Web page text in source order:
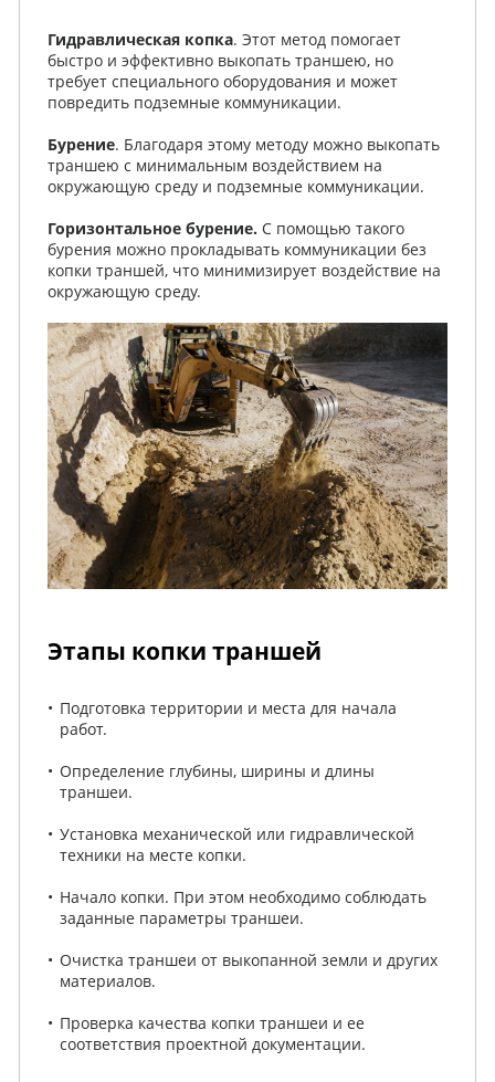
Гидравлическая копка. Этот метод помогает
быстро и эффективно выкопать траншею, но
требует специального оборудования и может
повредить подземные коммуникации.
Бурение. Благодаря этому методу можно выкопать
траншею с минимальным воздействием на
окружающую среду и подземные коммуникации.
Горизонтальное бурение. C помощью такого
бурения можно прокладывать коммуникации без
копки траншей, что минимизирует воздействие на
окружающую среду.
Этапы копки траншей
Подготовка территории и места для начала
работ.
Определение глубины, ширины и длины
траншеи.
Установка механической или гидравлической
техники на месте копки.
Начало копки. При этом необходимо соблюдать
заданные параметры траншеи.
Очистка траншеи от выкопанной земли и других
материалов.
Проверка качества копки траншеи и ее
соответствия проектной документации.